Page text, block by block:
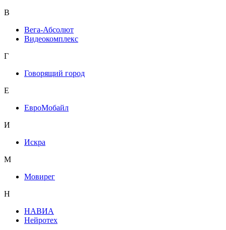
В
Вега-Абсолют
Видеокомплекс
Г
Говорящий город
Е
ЕвроМобайл
И
Искра
М
Мовирег
Н
НАВИА
Нейротех